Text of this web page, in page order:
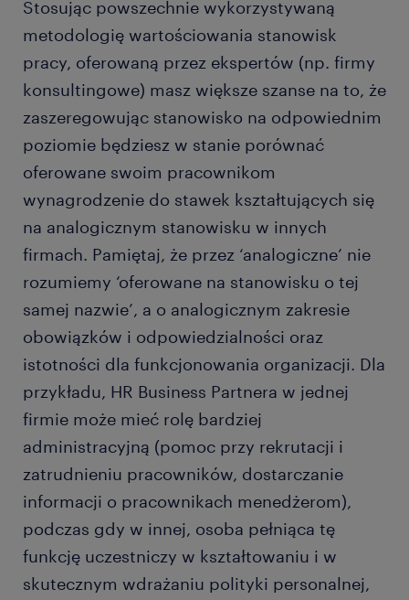
Stosując powszechnie wykorzystywaną
metodologię wartościowania stanowisk
pracy, oferowaną przez ekspertów (np. firmy
konsultingowe) masz większe szanse na to, że
zaszeregowując stanowisko na odpowiednim
poziomie będziesz w stanie porównać
oferowane swoim pracownikom
wynagrodzenie do stawek kształtujących się
na analogicznym stanowisku w innych
firmach. Pamiętaj, że przez ‘analogiczne’ nie
rozumiemy ‘oferowane na stanowisku o tej
samej nazwie’, a o analogicznym zakresie
obowiązków i odpowiedzialności oraz
istotności dla funkcjonowania organizacji. Dla
przykładu, HR Business Partnera w jednej
firmie może mieć rolę bardziej
administracyjną (pomoc przy rekrutacji i
zatrudnieniu pracowników, dostarczanie
informacji o pracownikach menedżerom),
podczas gdy w innej, osoba pełniąca tę
funkcję uczestniczy w kształtowaniu i w
skutecznym wdrażaniu polityki personalnej,